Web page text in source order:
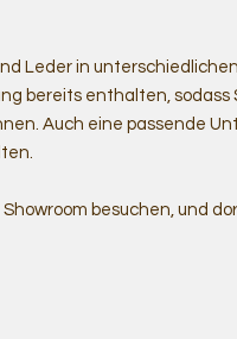
Leder in unterschiedlichen
bereits enthalten, sodass
Auch eine passende
besuchen, und